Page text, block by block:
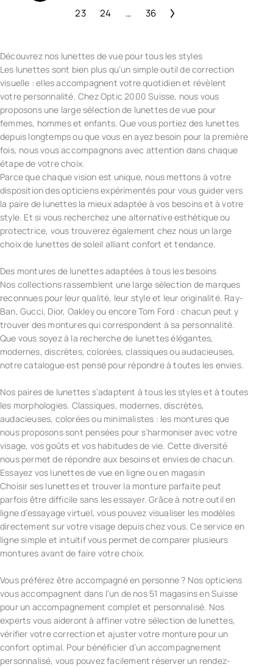
23
24 … 36
Découvrez nos lunettes de vue pour tous les styles
Les lunettes sont bien plus qu’un simple outil de correction
visuelle : elles accompagnent votre quotidien et révèlent
votre personnalité. Chez Optic 2000 Suisse, nous vous
proposons une large sélection de lunettes de vue pour
femmes, hommes et enfants. Que vous portiez des lunettes
depuis longtemps ou que vous en ayez besoin pour la première
fois, nous vous accompagnons avec attention dans chaque
étape de votre choix.
Parce que chaque vision est unique, nous mettons à votre
disposition des opticiens expérimentés pour vous guider vers
la paire de lunettes la mieux adaptée à vos besoins et à votre
style. Et si vous recherchez une alternative esthétique ou
protectrice, vous trouverez également chez nous un large
choix de lunettes de soleil alliant confort et tendance.
Des montures de lunettes adaptées à tous les besoins
Nos collections rassemblent une large sélection de marques
reconnues pour leur qualité, leur style et leur originalité. Ray-
Ban, Gucci, Dior, Oakley ou encore Tom Ford : chacun peut y
trouver des montures qui correspondent à sa personnalité.
Que vous soyez à la recherche de lunettes élégantes,
modernes, discrètes, colorées, classiques ou audacieuses,
notre catalogue est pensé pour répondre à toutes les envies.
Nos paires de lunettes s’adaptent à tous les styles et à toutes
les morphologies. Classiques, modernes, discrètes,
audacieuses, colorées ou minimalistes : les montures que
nous proposons sont pensées pour s’harmoniser avec votre
visage, vos goûts et vos habitudes de vie. Cette diversité
nous permet de répondre aux besoins et envies de chacun.
Essayez vos lunettes de vue en ligne ou en magasin
Choisir ses lunettes et trouver la monture parfaite peut
parfois être difficile sans les essayer. Grâce à notre outil en
ligne d’essayage virtuel, vous pouvez visualiser les modèles
directement sur votre visage depuis chez vous. Ce service en
ligne simple et intuitif vous permet de comparer plusieurs
montures avant de faire votre choix.
Vous préférez être accompagné en personne ? Nos opticiens
vous accompagnent dans l’un de nos 51 magasins en Suisse
pour un accompagnement complet et personnalisé. Nos
experts vous aideront à affiner votre sélection de lunettes,
vérifier votre correction et ajuster votre monture pour un
confort optimal. Pour bénéficier d’un accompagnement
personnalisé, vous pouvez facilement réserver un rendez-